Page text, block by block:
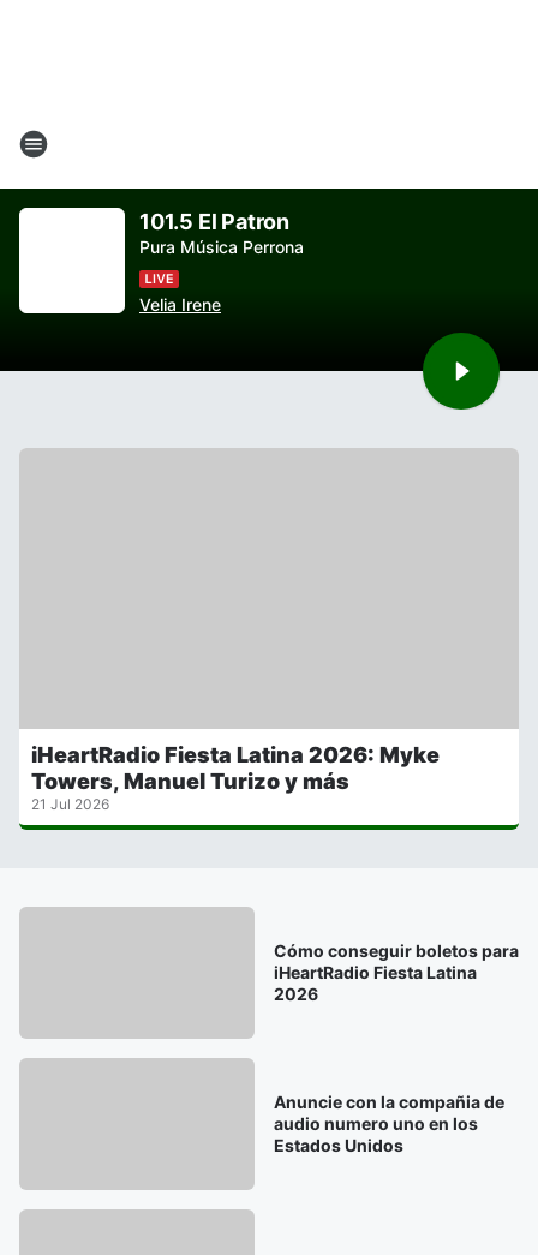
101.5 El Patron
Pura Música Perrona
Velia Irene
iHeartRadio Fiesta Latina 2026: Myke
Towers, Manuel Turizo y más
21 Jul 2026
Cómo conseguir boletos para
iHeartRadio Fiesta Latina
2026
Anuncie con la compañia de
audio numero uno en los
Estados Unidos